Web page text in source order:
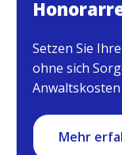
Setzen Sie
ohne sich
Mehr